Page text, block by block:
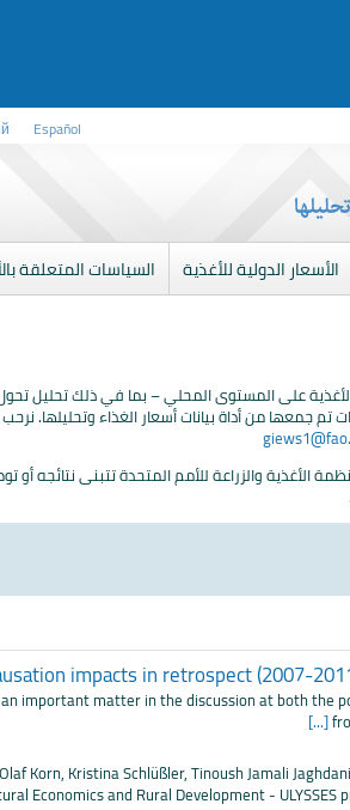
Español
الأسعار الدولية للأغذية السياسات المتعلقة
على المستوى المحلي – بما في ذلك تحليل
تم جمعها من أداة بيانات أسعار الغذاء وتحليلها.
والزراعة للأمم المتحدة تتبنى نتائجه أو
impacts in retrospect (2007-
important matter in the discussion at both the
[...]
Korn, Kristina Schlüßler, Tinoush Jamali
Economics and Rural Development -